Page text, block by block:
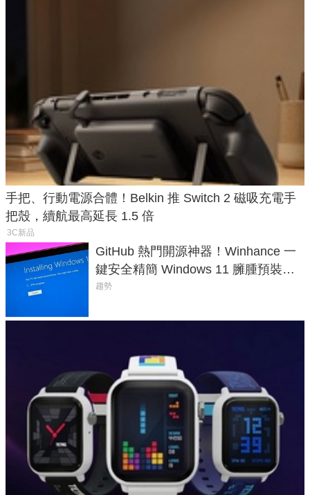
手把、行動電源合體！Belkin 推 Switch 2 磁吸充電手
把殼，續航最高延長 1.5 倍
3C新品
GitHub 熱門開源神器！Winhance 一
鍵安全精簡 Windows 11 臃腫預裝軟
體與後台追蹤
趨勢